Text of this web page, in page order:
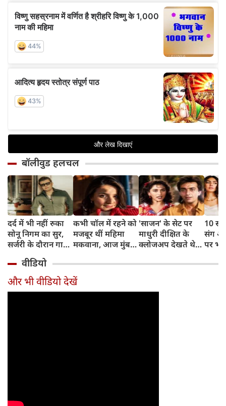
बॉलीवुड हलचल
दर्द में भी नहीं रुका
सोनू निगम का सुर,
सर्जरी के दौरान गाया
क्लासिक गाना
कभी चॉल में रहने को
मजबूर थीं महिमा
मकवाना, आज मुंबई
और करोड़ों की दौलत
'साजन' के सेट पर
माधुरी दीक्षित के
क्लोजअप देखते थे
ने सुनाया किस्सा
10
संग
पर
थोड़ा
वीडियो
और भी वीडियो देखें